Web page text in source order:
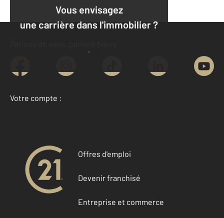
Vous envisagez
une carrière dans l'immobilier ?
Découvrir nos offres
Votre compte :
Accéder à mon compte
Offres d'emploi
Devenir franchisé
Entreprise et commerce